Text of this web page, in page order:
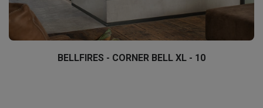
BELLFIRES - CORNER BELL XL - 10